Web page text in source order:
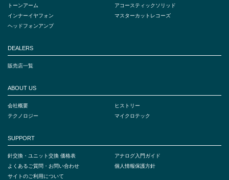
トーンアーム
インナーイヤフォン
ヘッドフォンアンプ
アコースティックソリッド
マスターカットレコーズ
DEALERS
販売店一覧
ABOUT US
会社概要
ヒストリー
テクノロジー
マイクロテック
SUPPORT
針交換・ユニット交換 価格表
アナログ入門ガイド
よくあるご質問・お問い合わせ
個人情報保護方針
サイトのご利用について